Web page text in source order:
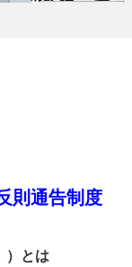
則通告制度
）とは